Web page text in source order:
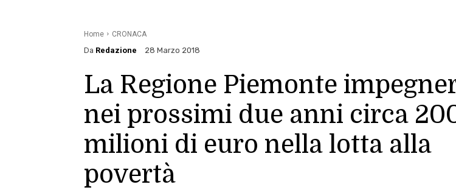
Home CRONACA
Da Redazione 28 Marzo 2018
La Regione Piemonte
nei prossimi due anni circa
milioni di euro nella lotta alla
povertà